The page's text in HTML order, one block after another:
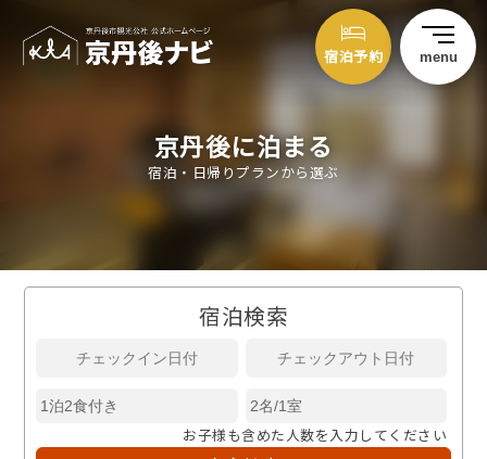
宿泊予約 menu
京丹後に泊まる
宿泊・日帰りプランから選ぶ
宿泊検索
お子様も含めた人数を入力してください